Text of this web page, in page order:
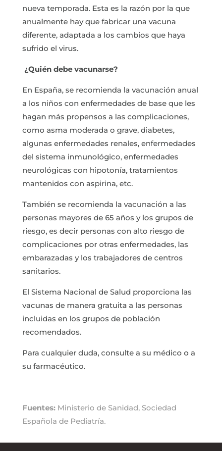
nueva temporada. Esta es la razón por la que
anualmente hay que fabricar una vacuna
diferente, adaptada a los cambios que haya
sufrido el virus.
¿Quién debe vacunarse?
En España, se recomienda la vacunación anual
a los niños con enfermedades de base que les
hagan más propensos a las complicaciones,
como asma moderada o grave, diabetes,
algunas enfermedades renales, enfermedades
del sistema inmunológico, enfermedades
neurológicas con hipotonía, tratamientos
mantenidos con aspirina, etc.
También se recomienda la vacunación a las
personas mayores de 65 años y los grupos de
riesgo, es decir personas con alto riesgo de
complicaciones por otras enfermedades, las
embarazadas y los trabajadores de centros
sanitarios.
El Sistema Nacional de Salud proporciona las
vacunas de manera gratuita a las personas
incluidas en los grupos de población
recomendados.
Para cualquier duda, consulte a su médico o a
su farmacéutico.
Fuentes: Ministerio de Sanidad, Sociedad
Española de Pediatría.